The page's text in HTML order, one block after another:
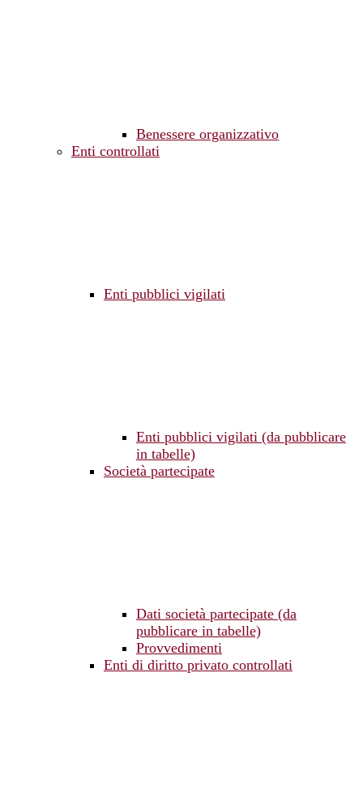
Benessere organizzativo
Enti controllati
Enti pubblici vigilati
Enti pubblici vigilati (da pubblicare
in tabelle)
Società partecipate
Dati società partecipate (da
pubblicare in tabelle)
Provvedimenti
Enti di diritto privato controllati